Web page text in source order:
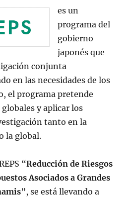
es un
programa del
gobierno
japonés que
conjunta
en las necesidades de los
el programa pretende
y aplicar los
tanto en la
la global.
“Reducción de Riesgos
Asociados a Grandes
”, se está llevando a